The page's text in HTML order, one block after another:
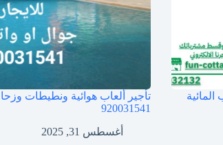
تأجير ألعاب هوائية ونطيطات
920031541
أغسطس 31, 2025